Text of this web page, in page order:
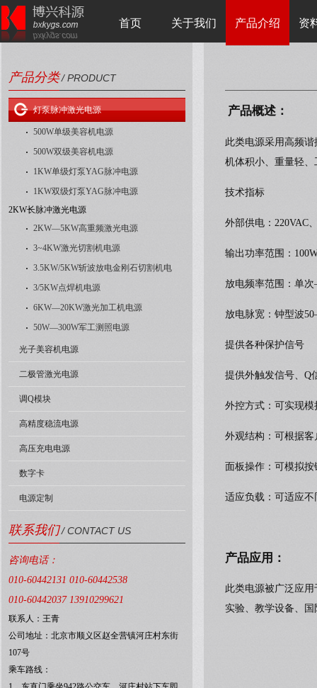
首页 关于我们 产品介绍 资
产品分类/ PRODUCT
灯泵脉冲激光电源
500W单级美容机电源
500W双级美容机电源
1KW单级灯泵YAG脉冲电源
1KW双级灯泵YAG脉冲电源
2KW长脉冲激光电源
2KW—5KW高重频激光电源
3~4KW激光切割机电源
3.5KW/5KW斩波放电金刚石切割机电
3/5KW点焊机电源
6KW—20KW激光加工机电源
50W—300W军工测照电源
光子美容机电源
二极管激光电源
调Q模块
高精度稳流电源
高压充电电源
数字卡
电源定制
联系我们/ CONTACT US
咨询电话：
010-60442131 010-60442538
010-60442037 13910299621
联系人：王青
公司地址：北京市顺义区赵全营镇河庄村东街
107号
乘车路线：
产品概述：
此类电源采用高频
机体积小、重量轻
技术指标
外部供电： 220VAC
输出功率范围：
放电频率范围：单次
放电脉宽：钟型波
提供各种保护信号
提供外触发信号、 Q
外控方式：可实现
外观结构：可根据
面板操作：可模拟
适应负载：可适应
产品应用：
此类电源被广泛应
实验、教学设备、